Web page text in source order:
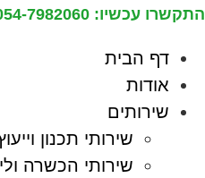
דלג
התקשרו עכשיו: 054-7982060
דף הבית
אודות
שירותים
שירותי תכנון
שירותי הכשרה